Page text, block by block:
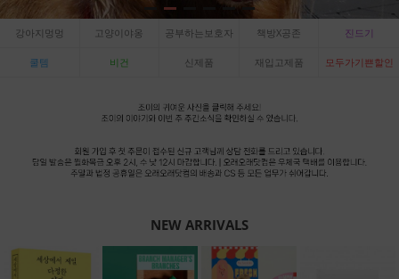
강아지멍멍 고양이야옹 공부하는보호자 책방X공존 진드기
쿨템 비건 신제품 재입고제품 모두가기쁜할인
NEW ARRIVALS